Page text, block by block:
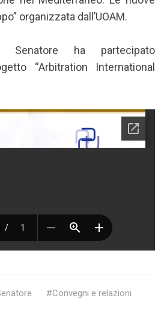
organizzata dall’UOAM.
Senatore ha partecipato
“Arbitration International
Convegni e relazioni